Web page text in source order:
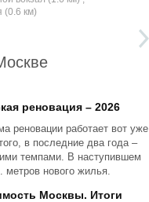
(0.6 км)
реновация – 2026
реновации работает вот уже
в последние два года –
темпами. В наступившем
метров нового жилья.
Москвы. Итоги